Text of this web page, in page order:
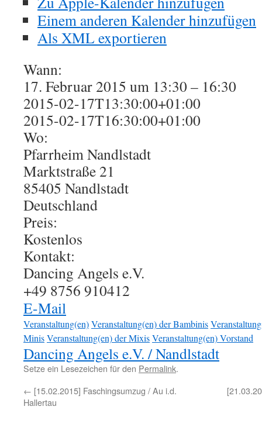
Einem anderen Kalender hinzufügen
Als XML exportieren
Wann:
17. Februar 2015 um 13:30 – 16:30
2015-02-17T13:30:00+01:00
2015-02-17T16:30:00+01:00
Wo:
Pfarrheim Nandlstadt
Marktstraße 21
85405 Nandlstadt
Deutschland
Preis:
Kostenlos
Kontakt:
Dancing Angels e.V.
+49 8756 910412
E-Mail
Veranstaltung(en)Veranstaltung(en) der Bambinis
MinisVeranstaltung(en) der MixisVeranstaltung(en) Vorstand
Dancing Angels e.V. / Nandlstadt
Setze ein Lesezeichen für den Permalink.
← [15.02.2015] Faschingsumzug / Au i.d.
Hallertau